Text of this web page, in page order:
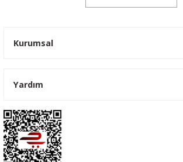
Kurumsal
Yardım